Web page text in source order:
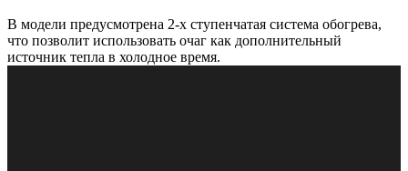
В модели предусмотрена 2-х ступенчатая система обогрева,
что позволит использовать очаг как дополнительный
источник тепла в холодное время.